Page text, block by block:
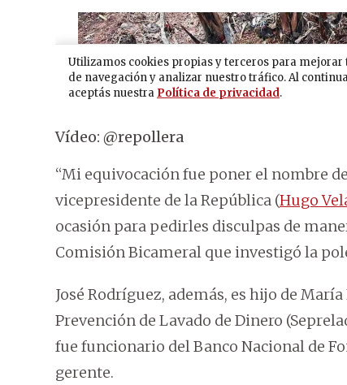
Vídeo: @repollera
“Mi equivocación fue poner el nombre
vicepresidente de la República (Hugo
ocasión para pedirles disculpas de
Comisión Bicameral que investigó la
José Rodríguez, además, es hijo de
Prevención de Lavado de Dinero
fue funcionario del Banco Nacional de
gerente.